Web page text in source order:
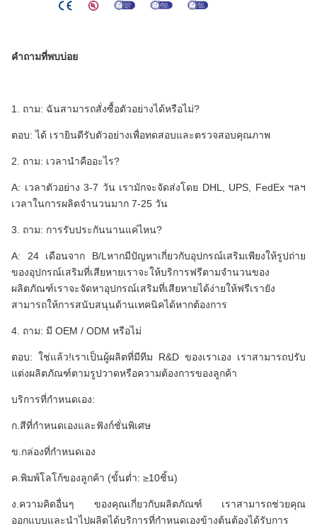
คำถามที่พบบ่อย
1. ถาม: ฉันสามารถสั่งซื้อตัวอย่างได้หรือไม่?
ตอบ: ได้ เรายินดีรับตัวอย่างเพื่อทดสอบและตรวจสอบคุณภาพ
2. ถาม: เวลานำคืออะไร?
A: เวลาตัวอย่าง 3-7 วัน เรามักจะจัดส่งโดย DHL, UPS, FedEx ฯลฯ
เวลาในการผลิตจำนวนมาก 7-25 วัน
3. ถาม: การรับประกันนานแค่ไหน?
A: 24 เดือนจาก B/Lหากมีปัญหาเกี่ยวกับอุปกรณ์เสริมเพียงให้รูปถ่าย
ของอุปกรณ์เสริมที่เสียหายเราจะให้บริการฟรีตามจำนวนของ
ผลิตภัณฑ์เราจะจัดหาอุปกรณ์เสริมที่เสียหายได้ง่ายให้ฟรีเรายัง
สามารถให้การสนับสนุนด้านเทคนิคได้หากต้องการ
4. ถาม: มี OEM / ODM หรือไม่
ตอบ: ใช่แล้ว!เราเป็นผู้ผลิตที่มีทีม R&D ของเราเอง เราสามารถปรับ
แต่งผลิตภัณฑ์ตามรูปวาดหรือความต้องการของลูกค้า
บริการที่กำหนดเอง:
ก.สีที่กำหนดเองและฟังก์ชั่นพิเศษ
ข.กล่องที่กำหนดเอง
ค.พิมพ์โลโก้ของลูกค้า (ขั้นต่ำ: ≥10ชิ้น)
ง.ความคิดอื่นๆ ของคุณเกี่ยวกับผลิตภัณฑ์ เราสามารถช่วยคุณ
ออกแบบและนำไปผลิตได้บริการที่กำหนดเองข้างต้นต้องได้รับการ